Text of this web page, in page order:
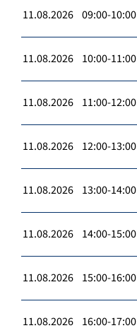
11.08.2026 09:00-10:00
11.08.2026 10:00-11:00
11.08.2026 11:00-12:00
11.08.2026 12:00-13:00
11.08.2026 13:00-14:00
11.08.2026 14:00-15:00
11.08.2026 15:00-16:00
11.08.2026 16:00-17:00